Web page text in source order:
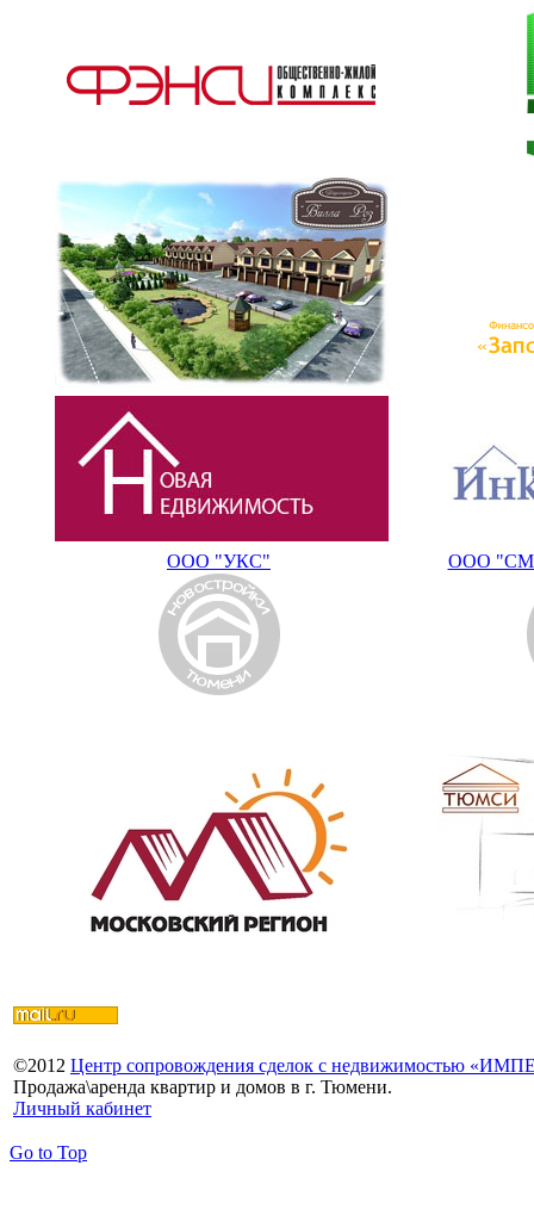
ООО "УКС" ООО "СМУ
©2012 Центр сопровождения сделок с недвижимостью
Продажа\аренда квартир и домов в г. Тюмени.
Личный кабинет
Go to Top